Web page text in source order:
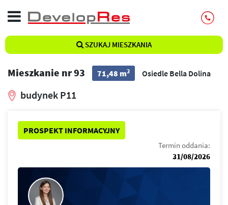
SZUKAJ MIESZKANIA
Mieszkanie nr 93 71,48 m2 Osiedle Bella Dolina
budynek P11
PROSPEKT INFORMACYJNY
Termin oddania:
31/08/2026